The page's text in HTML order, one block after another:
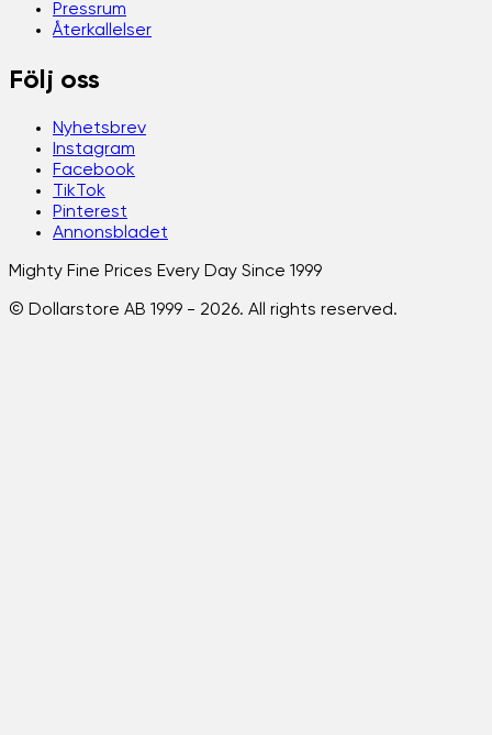
Pressrum
Återkallelser
Följ oss
Nyhetsbrev
Instagram
Facebook
TikTok
Pinterest
Annonsbladet
Mighty Fine Prices Every Day Since 1999
© Dollarstore AB 1999 - 2026. All rights reserved.